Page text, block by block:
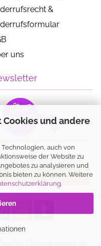
und andere
auch von
der Website zu
zu analysieren und
bieten zu können. Weitere
.
&
uns